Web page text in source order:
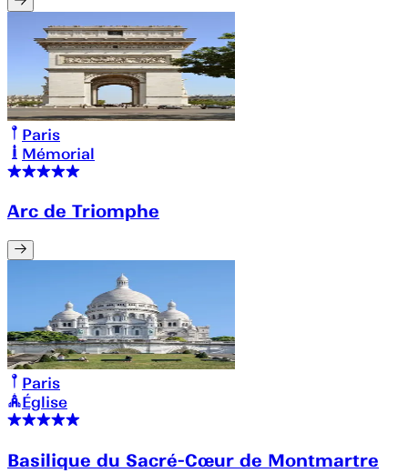
Paris
Mémorial
Arc de Triomphe
Paris
Église
Basilique du Sacré-Cœur de Montmartre